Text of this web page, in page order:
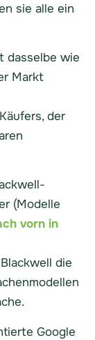
sie alle ein
dasselbe wie
Markt
der
(Modelle
vorn in
die
Google